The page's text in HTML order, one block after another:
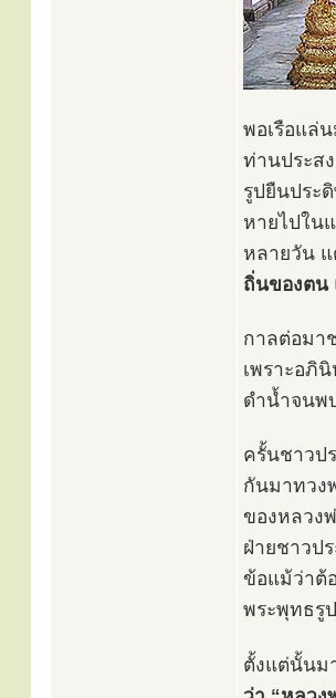
พอเรือแล่
ท่านประส
รูปยืนประ
หายไปใน
หลายวัน
ถิ่นของตน
กาลต่อมา
เพราะอภิ
ดำน้ำจนพ
ครั้นชาวป
กันมาทวง
ของหลวง
ฝ่ายชาวป
ข้อแม้ว่าต้
พระพุทธรู
ตั้งแต่นั้นม